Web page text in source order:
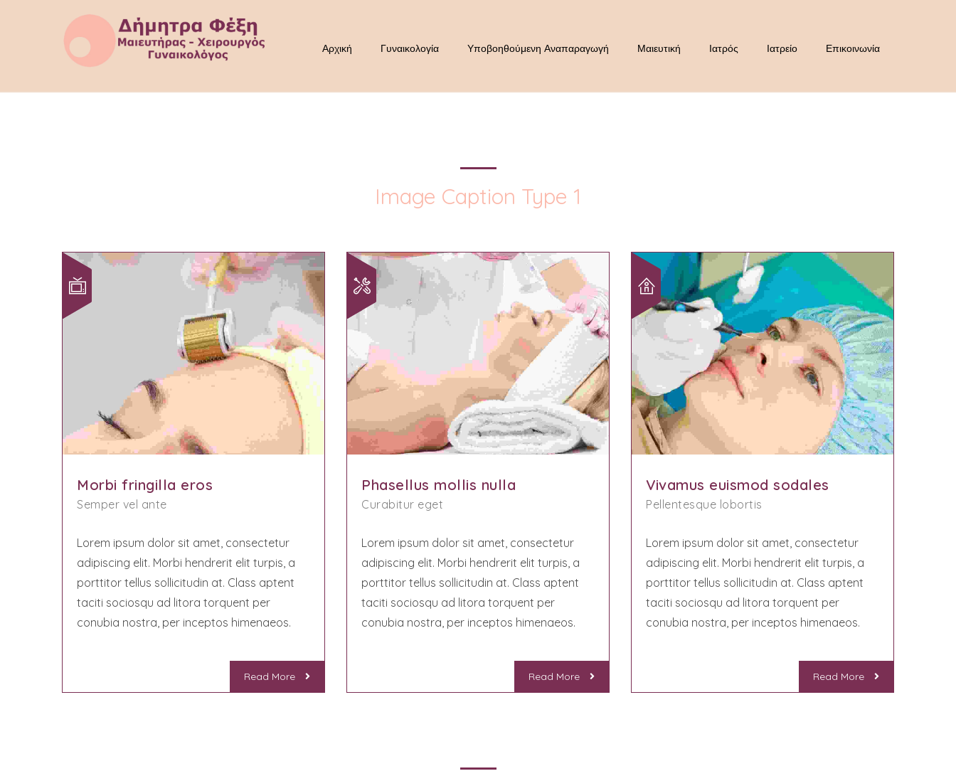
Αρχική Γυναικολογία Υποβοηθούμενη Αναπαραγωγή Μαιευτική Ιατρός Ιατρείο Επικοινωνία
Image Caption Type 1
Morbi fringilla eros
Semper vel ante
Lorem ipsum dolor sit amet, consectetur
adipiscing elit. Morbi hendrerit elit turpis, a
porttitor tellus sollicitudin at. Class aptent
taciti sociosqu ad litora torquent per
conubia nostra, per inceptos himenaeos.
Read More
Phasellus mollis nulla
Curabitur eget
Lorem ipsum dolor sit amet, consectetur
adipiscing elit. Morbi hendrerit elit turpis, a
porttitor tellus sollicitudin at. Class aptent
taciti sociosqu ad litora torquent per
conubia nostra, per inceptos himenaeos.
Read More
Vivamus euismod sodales
Pellentesque lobortis
Lorem ipsum dolor sit amet, consectetur
adipiscing elit. Morbi hendrerit elit turpis, a
porttitor tellus sollicitudin at. Class aptent
taciti sociosqu ad litora torquent per
conubia nostra, per inceptos himenaeos.
Read More